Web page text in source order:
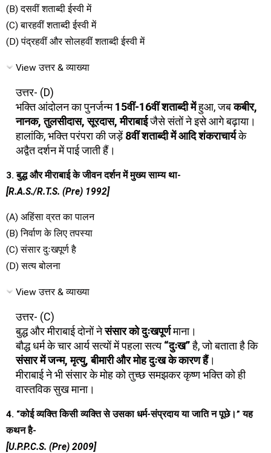
(B) दसवीं शताब्दी ईस्वी में
(C) बारहवीं शताब्दी ईस्वी में
(D) पंद्रहवीं और सोलहवीं शताब्दी ईस्वी में
View उत्तर & व्याख्या
उत्तर- (D)
भक्ति आंदोलन का पुनर्जन्म15वीं-16वीं शताब्दी मेंहुआ, जबकबीर,
नानक, तुलसीदास, सूरदास, मीराबाईजैसे संतों ने इसे आगे बढ़ाया।
हालांकि, भक्ति परंपरा की जड़ें8वीं शताब्दी में आदि शंकराचार्यके
अद्वैत दर्शन में पाई जाती हैं।
3. बुद्ध और मीराबाई के जीवन दर्शन में मुख्य साम्य था-
[R.A.S./R.T.S. (Pre) 1992]
(A) अहिंसा व्रत का पालन
(B) निर्वाण के लिए तपस्या
(C) संसार दुःखपूर्ण है
(D) सत्य बोलना
View उत्तर & व्याख्या
उत्तर- (C)
बुद्ध और मीराबाई दोनों नेसंसार को दुःखपूर्णमाना।
बौद्ध धर्म के चार आर्य सत्यों में पहला सत्य“दुःख”है, जो बताता है कि
संसार में जन्म, मृत्यु, बीमारी और मोह दुःख के कारण हैं।
मीराबाई ने भी संसार के मोह को तुच्छ समझकर कृष्ण भक्ति को ही
वास्तविक सुख माना।
4. “कोई व्यक्ति किसी व्यक्ति से उसका धर्म-संप्रदाय या जाति न पूछे।” यह
कथन है-
[U.P.P.C.S. (Pre) 2009]